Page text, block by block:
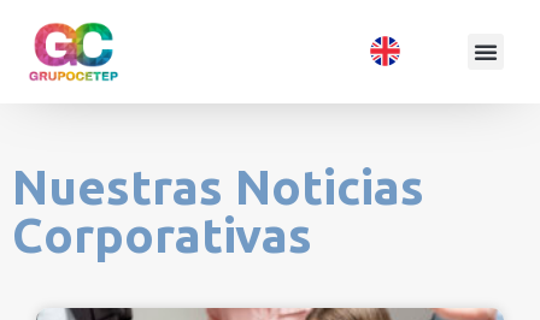
Nuestras Noticias
Corporativas